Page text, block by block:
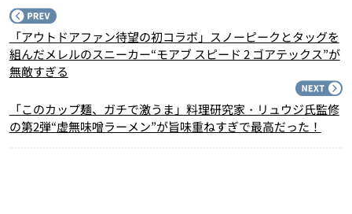
「アウトドアファン待望の初コラボ」スノーピークとタッグを
組んだメレルのスニーカー“モアブ スピード 2 ゴアテックス”が
無敵すぎる
「このカップ麺、ガチで激うま」料理研究家・リュウジ氏監修
の第2弾“虚無味噌ラーメン”が旨味重ねすぎで最高だった！